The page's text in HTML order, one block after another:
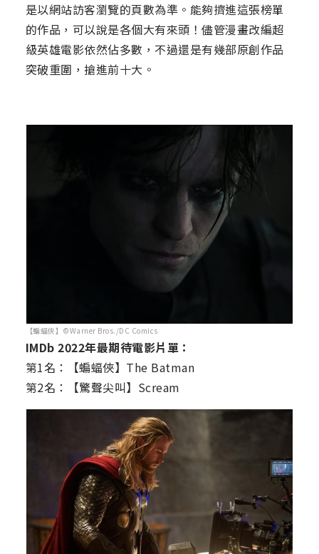
是以網站訪客瀏覽的頁數為準。能夠擠進這張榜單
的作品，可以說是各個大有來頭！儘管漫畫改編超
級英雄電影依然佔多數，不過還是有幾部原創作品
突破重圍，搶進前十大。
【蝙蝠俠】©Warner Bros./DC Comics
IMDb 2022年最期待電影片單：
第1名：【蝙蝠俠】The Batman
第2名：【驚聲尖叫】Scream